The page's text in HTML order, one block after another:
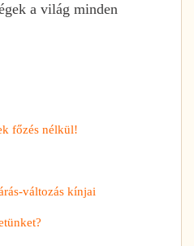
a világ minden
főzés nélkül!
változás kínjai